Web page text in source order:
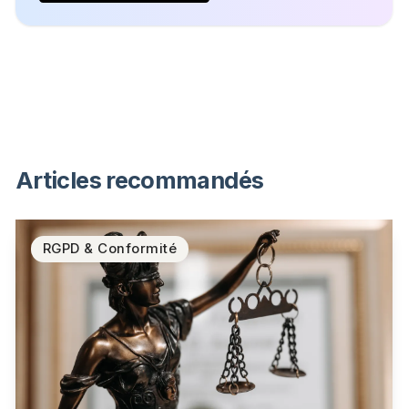
Articles recommandés
RGPD & Conformité